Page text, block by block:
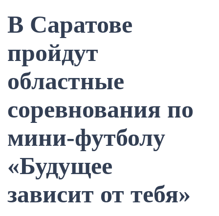
В Саратове
пройдут
областные
соревнования по
мини-футболу
«Будущее
зависит от тебя»